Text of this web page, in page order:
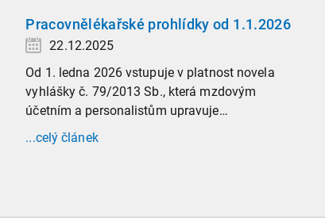
Pracovnělékařské prohlídky od 1.1.2026
22.12.2025
Od 1. ledna 2026 vstupuje v platnost novela
vyhlášky č. 79/2013 Sb., která mzdovým
účetním a personalistům upravuje
administrativu spojenou s pracovnělékařskými
prohlídkami. Vybrali jsme tři zásadní změny,
...celý článek